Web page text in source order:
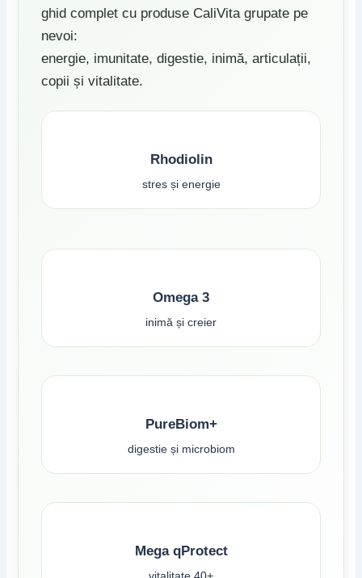
ghid complet cu produse CaliVita grupate pe
nevoi:
energie, imunitate, digestie, inimă, articulații,
copii și vitalitate.
Rhodiolin
stres și energie
Omega 3
inimă și creier
PureBiom+
digestie și microbiom
Mega qProtect